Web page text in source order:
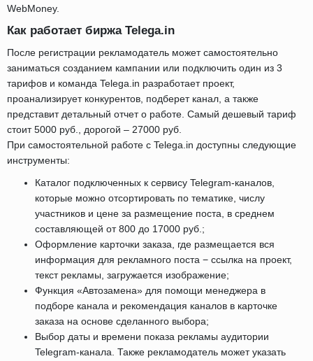
WebMoney.
Как работает биржа Telega.in
После регистрации рекламодатель может самостоятельно
заниматься созданием кампании или подключить один из 3
тарифов и команда Telega.in разработает проект,
проанализирует конкурентов, подберет канал, а также
представит детальный отчет о работе. Самый дешевый тариф
стоит 5000 руб., дорогой – 27000 руб.
При самостоятельной работе с Telega.in доступны следующие
инструменты:
Каталог подключенных к сервису Telegram-каналов,
которые можно отсортировать по тематике, числу
участников и цене за размещение поста, в среднем
составляющей от 800 до 17000 руб.;
Оформление карточки заказа, где размещается вся
информация для рекламного поста − ссылка на проект,
текст рекламы, загружается изображение;
Функция «Автозамена» для помощи менеджера в
подборе канала и рекомендация каналов в карточке
заказа на основе сделанного выбора;
Выбор даты и времени показа рекламы аудитории
Telegram-канала. Также рекламодатель может указать